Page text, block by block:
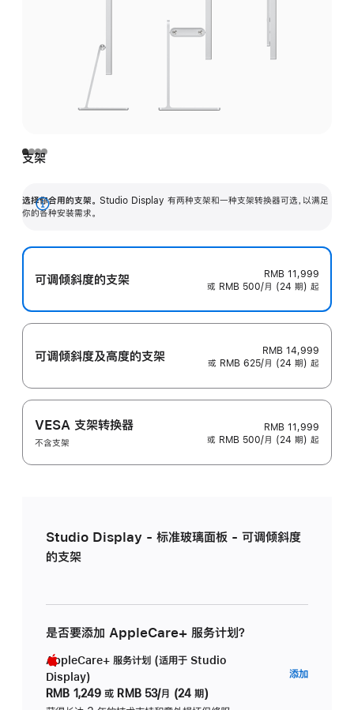
支架
选择你合用的支架。 Studio Display 有两种支架和一种支架转换器可选，以满足
你的各种安装需求。
展
可调倾斜度的支架
RMB 11,999
或 RMB 500/月 (24 期) 起
可调倾斜度及高‍度的支‍架
RMB 14,999
或 RMB 625/月 (24 期) 起
VESA 支架转换器
不含支架
RMB 11,999
或 RMB 500/月 (24 期) 起
Studio Display - 标准玻璃面板 - 可调倾斜度
的支架
是否要添加 AppleCare+ 服务计划？
AppleCare+ 服务计划 (适用于 Studio
Display)
RMB 1,249 或 RMB 53/月 (24 期)
添加